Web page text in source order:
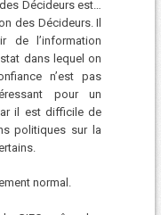
Décideurs est…
des Décideurs. Il
de l’information
dans lequel on
n’est pas
pour un
il est difficile de
politiques sur la
normal.